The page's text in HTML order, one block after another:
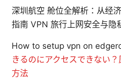
深圳航空 舱位全解析：从经
指南 VPN 旅行上网安全与隐
How to setup vpn on
きるのにアクセスできない
方法